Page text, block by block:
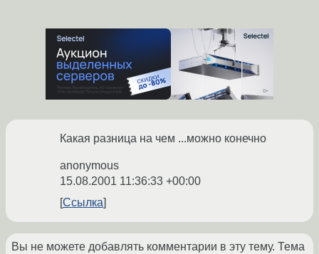
Какая разница на чем ...можно конечно
anonymous
15.08.2001 11:36:33 +00:00
Ссылка
Вы не можете добавлять комментарии в эту тему. Тема